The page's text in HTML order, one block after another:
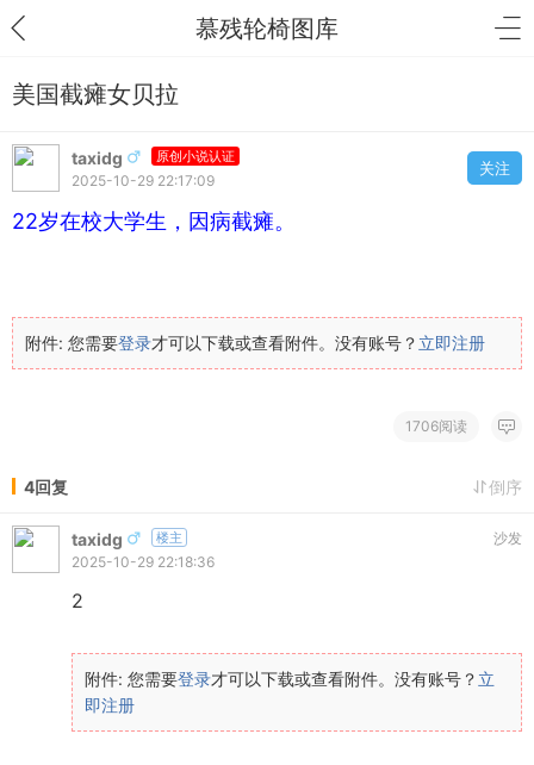
慕残轮椅图库
美国截瘫女贝拉
taxidg 原创小说认证
2025-10-29 22:17:09
关注
22岁在校大学生，因病截瘫。
附件: 您需要登录才可以下载或查看附件。没有账号？ 立即注册
1706阅读
4回复 倒序
taxidg 楼主
沙发
2025-10-29 22:18:36
2
附件: 您需要登录才可以下载或查看附件。没有账号？ 立
即注册